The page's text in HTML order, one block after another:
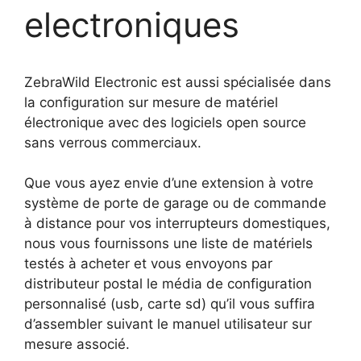
electroniques
ZebraWild Electronic est aussi spécialisée dans
la configuration sur mesure de matériel
électronique avec des logiciels open source
sans verrous commerciaux.
Que vous ayez envie d’une extension à votre
système de porte de garage ou de commande
à distance pour vos interrupteurs domestiques,
nous vous fournissons une liste de matériels
testés à acheter et vous envoyons par
distributeur postal le média de configuration
personnalisé (usb, carte sd) qu’il vous suffira
d’assembler suivant le manuel utilisateur sur
mesure associé.